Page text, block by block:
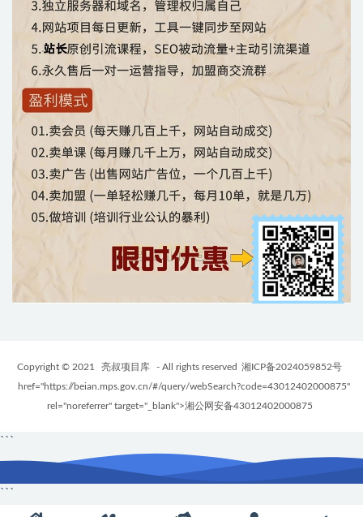
Copyright © 2021 亮叔项目库 - All rights reserved 湘ICP备2024059852号
href="https://beian.mps.gov.cn/#/query/webSearch?code=43012402000875"
rel="noreferrer" target="_blank">湘公网安备43012402000875
```
```